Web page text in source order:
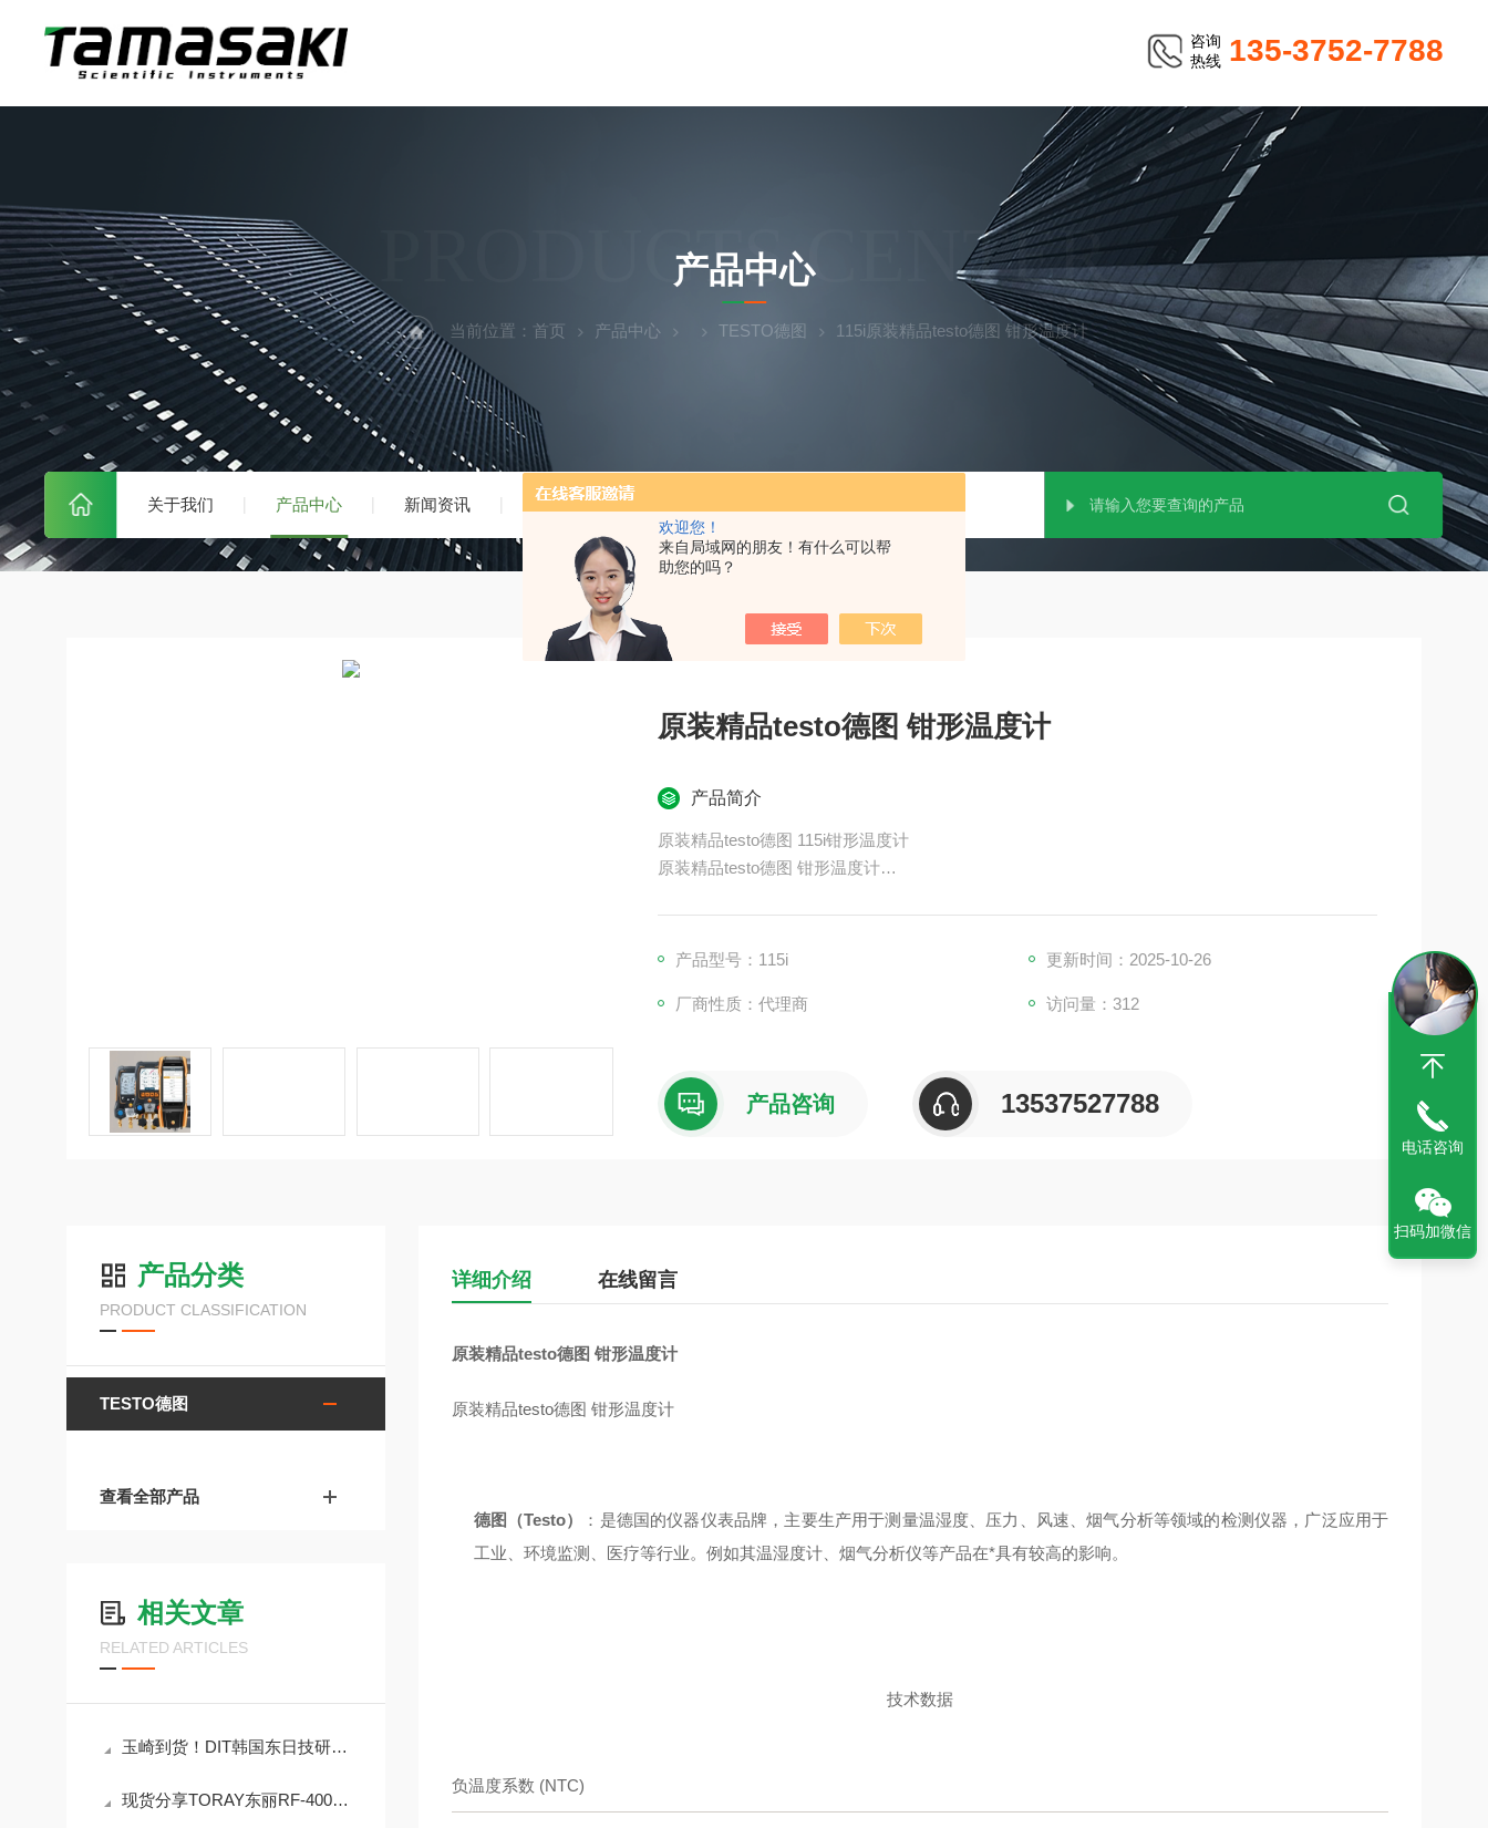
欢迎您！
来自局域网的朋友！有什么可以帮
助您的吗？
咨询
热线 135-3752-7788
关于我们 产品中心 新闻资讯 技术文章
PRODUCTS CENTER
产品中心
当前位置： 首页 产品中心 TESTO德图 115i原装精品testo德图 钳形温度计
原装精品testo德图 钳形温度计
产品简介
原装精品testo德图 115i钳形温度计
原装精品testo德图 钳形温度计
过连接 testo Smart 移动应用程序，您可以将测量值保存在应用程序
产品型号：115i 更新时间：2025-10-26
厂商性质：代理商 访问量：312
产品咨询 13537527788
产品分类
PRODUCT CLASSIFICATION
TESTO德图
查看全部产品
相关文章
RELATED ARTICLES
玉崎到货！DIT韩国东日技研ASG-P080离子棒
现货分享TORAY东丽RF-400-01氧化锆氧气浓度计
详细介绍 在线留言
原装精品testo德图 钳形温度计
原装精品testo德图 钳形温度计
德图（Testo）
：是德国的仪器仪表品牌，主要生产用于测量温湿度、压力、风速、烟气分析等领域的检测仪器，广泛应用于
工业、环境监测、医疗等行业。例如其温湿度计、烟气分析仪等产品在*具有较高的影响。
技术数据
负温度系数 (NTC)
电话咨询
扫码加微信